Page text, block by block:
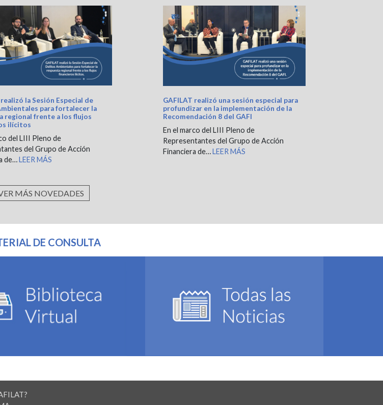
la Sesión Especial de
para fortalecer la
regional frente a los flujos
ilícitos
del LIII Pleno de
del Grupo de Acción
de…LEER MÁS
GAFILAT realizó una sesión especial para
profundizar en la implementación de la
Recomendación 8 del GAFI
En el marco del LIII Pleno de
Representantes del Grupo de Acción
Financiera de…LEER MÁS
MÁS NOVEDADES
DE CONSULTA